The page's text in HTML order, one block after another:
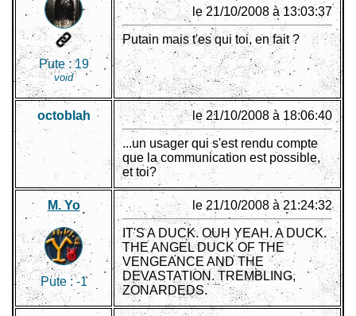
Pute :19
void
le 21/10/2008 à 13:03:37
Putain mais t'es qui toi, en fait ?
octoblah le 21/10/2008 à 18:06:40
...un usager qui s'est rendu compte
que la communication est possible,
et toi?
M. Yo
Pute :-1
le 21/10/2008 à 21:24:32
IT'S A DUCK. OUH YEAH. A DUCK.
THE ANGEL DUCK OF THE
VENGEANCE AND THE
DEVASTATION. TREMBLING,
ZONARDEDS.